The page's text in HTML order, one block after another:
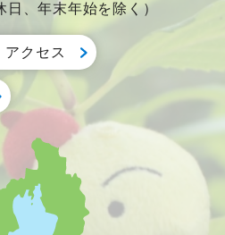
日、年末年始を除く）
アクセス